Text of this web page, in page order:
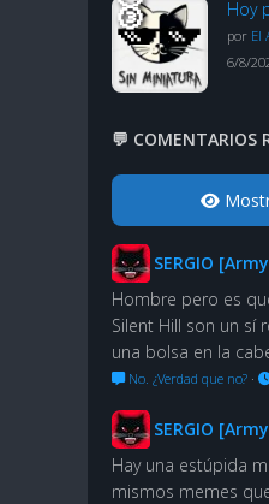
Hoy
por El
6/8/
💬 COMENTARIOS
SERGIO
Hombre pero es
Silent Hill son un sí
una bolsa en la
No. ¿Verdad que no? ·
SERGIO
Hay una estúpida
mismos memes